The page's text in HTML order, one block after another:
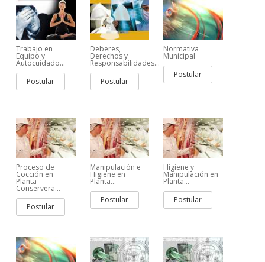
Trabajo en
Equipo y
Autocuidado...
Postular
Deberes,
Derechos y
Responsabilidades...
Postular
Normativa
Municipal
Postular
Proceso de
Cocción en
Planta
Conservera...
Postular
Manipulación e
Higiene en
Planta...
Postular
Higiene y
Manipulación en
Planta...
Postular